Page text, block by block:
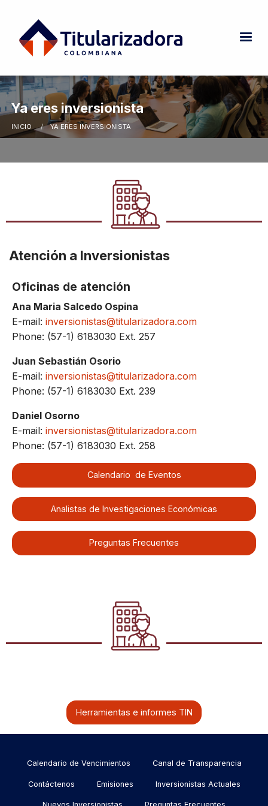
Ya eres inversionista
Ruta de navegación
INICIO CURRENT:
YA ERES INVERSIONISTA
Atención a Inversionistas
Oficinas de atención
Ana Maria Salcedo Ospina
E-mail: inversionistas@titularizadora.com
Phone: (57-1) 6183030 Ext. 257
Juan Sebastián Osorio
E-mail: inversionistas@titularizadora.com
Phone: (57-1) 6183030 Ext. 239
Daniel Osorno
E-mail: inversionistas@titularizadora.com
Phone: (57-1) 6183030 Ext. 258
Calendario de Eventos
Analistas de Investigaciones Económicas
Preguntas Frecuentes
Herramientas e informes TIN
Menu
footer
Calendario de Vencimientos Canal de Transparencia
Contáctenos Emisiones Inversionistas Actuales